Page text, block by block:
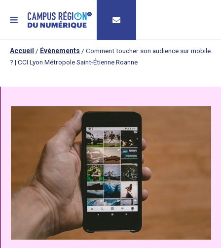
MENU
Accueil / Évènements / Comment toucher son audience sur mobile
? | CCI Lyon Métropole Saint-Étienne Roanne